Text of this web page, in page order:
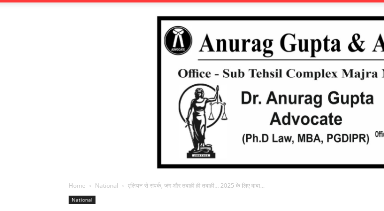
Home National एलियन से संपर्क, जंग और तबाही ही तबाही… 2025 के लिए बाबा...
National